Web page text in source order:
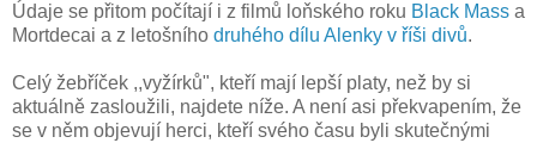
Údaje se přitom počítají i z filmů loňského roku Black Mass a
Mortdecai a z letošního druhého dílu Alenky v říši divů.
Celý žebříček ,,vyžírků", kteří mají lepší platy, než by si
aktuálně zasloužili, najdete níže. A není asi překvapením, že
se v něm objevují herci, kteří svého času byli skutečnými